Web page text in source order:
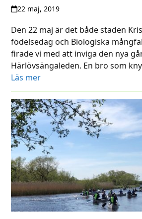
22 maj, 2019
Den 22 maj är det både staden
födelsedag och Biologiska
firade vi med att inviga den nya
Härlövsängaleden. En bro som
Läs mer